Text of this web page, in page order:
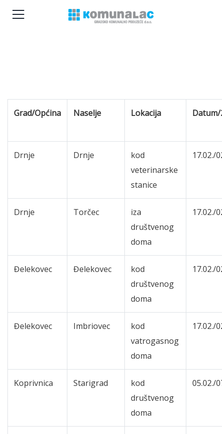
Grad/Općina Naselje Lokacija Datum/
Drnje Drnje
kod
veterinarske
stanice
17.02./
Drnje Torčec
iza
društvenog
doma
17.02./
Đelekovec Đelekovec
kod
društvenog
doma
17.02./
Đelekovec Imbriovec
kod
vatrogasnog
doma
17.02./
Koprivnica Starigrad
kod
društvenog
doma
05.02./